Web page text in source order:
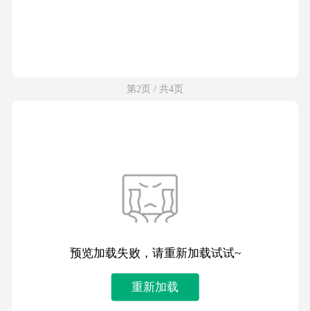
第2页 / 共4页
预览加载失败，请重新加载试试~
重新加载